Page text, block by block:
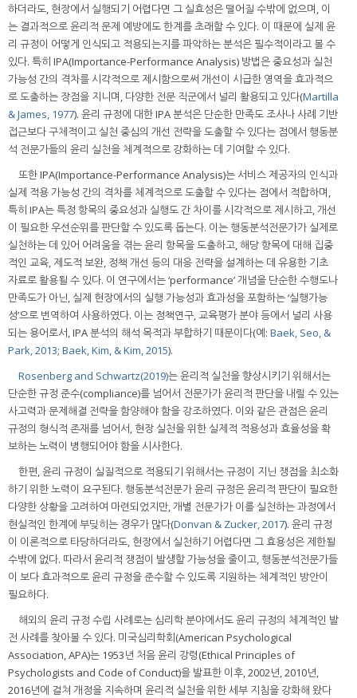
하더라도, 현장에서 실행되기 어렵다면 그 실효성은 떨어질 수밖에 없으며, 이
는 결과적으로 윤리적 문제 예방에도 한계를 초래할 수 있다. 이 때문에 실제 윤
리 규정이 어떻게 인식되고 적용되는지를 파악하는 분석은 필수적이라고 볼 수
있다. 특히 IPA(Importance-Performance Analysis) 방법은 중요성과 실천
가능성 간의 격차를 시각적으로 제시함으로써 개선이 시급한 영역을 효과적으
로 도출하는 장점을 지니며, 다양한 전문 직군에서 널리 활용되고 있다(Martilla
& James, 1977). 윤리 규정에 대한 IPA 분석은 단순한 만족도 조사나 사례 기반
접근보다 구체적이고 실천 중심의 개선 전략을 도출할 수 있다는 점에서 행동분
석 전문가들의 윤리 실천을 체계적으로 강화하는 데 기여할 수 있다.
또한 IPA(Importance-Performance Analysis)는 서비스 제공자의 인식과
실제 적용 가능성 간의 격차를 체계적으로 도출할 수 있다는 점에서 적합하며,
특히 IPA는 특정 항목의 중요성과 실행도 간 차이를 시각적으로 제시하고, 개선
이 필요한 우선순위를 판단할 수 있도록 돕는다. 이는 행동분석전문가가 실제로
실천하는 데 있어 어려움을 겪는 윤리 항목을 도출하고, 해당 항목에 대해 집중
적인 교육, 제도적 보완, 정책 개선 등의 대응 전략을 설계하는 데 유용한 기초
자료로 활용될 수 있다. 이 연구에서는 ‘performance’ 개념을 단순한 수행도나
만족도가 아닌, 실제 현장에서의 실행 가능성과 효과성을 포함하는 ‘실행가능
성’으로 번역하여 사용하였다. 이는 정책연구, 교육평가 분야 등에서 널리 사용
되는 용어로서, IPA 분석의 해석 목적과 부합하기 때문이다(예: Baek, Seo, &
Park, 2013; Baek, Kim, & Kim, 2015).
Rosenberg and Schwartz(2019)는 윤리적 실천을 향상시키기 위해서는
단순한 규정 준수(compliance)를 넘어서 전문가가 윤리적 판단을 내릴 수 있는
사고력과 문제해결 전략을 함양해야 함을 강조하였다. 이와 같은 관점은 윤리
규정의 형식적 존재를 넘어서, 현장 실천을 위한 실제적 적용성과 효율성을 확
보하는 노력이 병행되어야 함을 시사한다.
한편, 윤리 규정이 실질적으로 적용되기 위해서는 규정이 지닌 쟁점을 최소화
하기 위한 노력이 요구된다. 행동분석전문가 윤리 규정은 윤리적 판단이 필요한
다양한 상황을 고려하여 마련되었지만, 개별 전문가가 이를 실천하는 과정에서
현실적인 한계에 부딪히는 경우가 많다(Donvan & Zucker, 2017). 윤리 규정
이 이론적으로 타당하더라도, 현장에서 실천하기 어렵다면 그 효용성은 제한될
수밖에 없다. 따라서 윤리적 쟁점이 발생할 가능성을 줄이고, 행동분석전문가들
이 보다 효과적으로 윤리 규정을 준수할 수 있도록 지원하는 체계적인 방안이
필요하다.
해외의 윤리 규정 수립 사례로는 심리학 분야에서도 윤리 규정의 체계적인 발
전 사례를 찾아볼 수 있다. 미국심리학회(American Psychological
Association, APA)는 1953년 처음 윤리 강령(Ethical Principles of
Psychologists and Code of Conduct)을 발표한 이후, 2002년, 2010년,
2016년에 걸쳐 개정을 지속하며 윤리적 실천을 위한 세부 지침을 강화해 왔다